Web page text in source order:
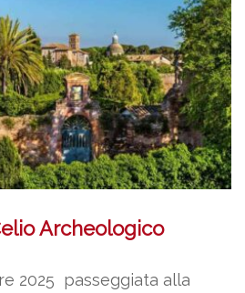
Archeologico
2025 passeggiata alla